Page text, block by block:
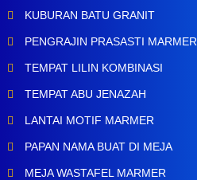
KUBURAN BATU GRANIT
PENGRAJIN PRASASTI MARMER
TEMPAT LILIN KOMBINASI
TEMPAT ABU JENAZAH
LANTAI MOTIF MARMER
PAPAN NAMA BUAT DI MEJA
MEJA WASTAFEL MARMER